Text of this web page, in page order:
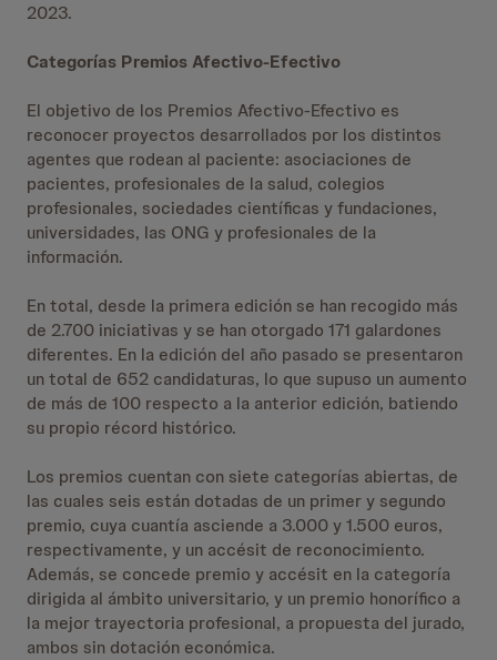
2023.
Categorías Premios Afectivo-Efectivo
El objetivo de los Premios Afectivo-Efectivo es
reconocer proyectos desarrollados por los distintos
agentes que rodean al paciente: asociaciones de
pacientes, profesionales de la salud, colegios
profesionales, sociedades científicas y fundaciones,
universidades, las ONG y profesionales de la
información.
En total, desde la primera edición se han recogido más
de 2.700 iniciativas y se han otorgado 171 galardones
diferentes. En la edición del año pasado se presentaron
un total de 652 candidaturas, lo que supuso un aumento
de más de 100 respecto a la anterior edición, batiendo
su propio récord histórico.
Los premios cuentan con siete categorías abiertas, de
las cuales seis están dotadas de un primer y segundo
premio, cuya cuantía asciende a 3.000 y 1.500 euros,
respectivamente, y un accésit de reconocimiento.
Además, se concede premio y accésit en la categoría
dirigida al ámbito universitario, y un premio honorífico a
la mejor trayectoria profesional, a propuesta del jurado,
ambos sin dotación económica.